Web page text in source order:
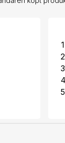
1
2
3
4
5